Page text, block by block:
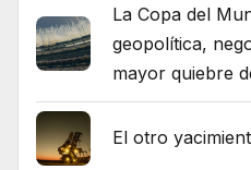
La Copa del
geopolítica,
mayor quiebre
El otro